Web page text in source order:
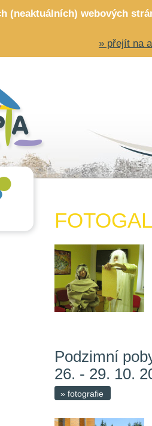
(neaktuálních) webových
» přejít na
Podzimní
26. - 29. 10.
» fotografie